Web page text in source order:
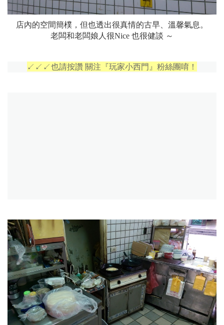
店內的空間簡樸，但也透出很真情的古早、溫馨氣息。
老闆和老闆娘人很Nice 也很健談 ～
↙↙↙也請按讚 關注『玩家小西門』粉絲團唷！